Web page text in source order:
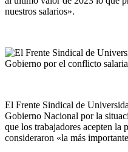
nuestros salarios».
El Frente Sindical de
Gobierno Nacional por la
que los trabajadores acepten la
consideraron «la más